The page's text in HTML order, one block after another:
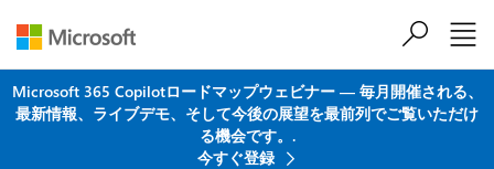
Microsoft 365 Copilotロードマップウェビナー ― 毎月開催される、
最新情報、ライブデモ、そして今後の展望を最前列でご覧いただけ
る機会です。.
今すぐ登録